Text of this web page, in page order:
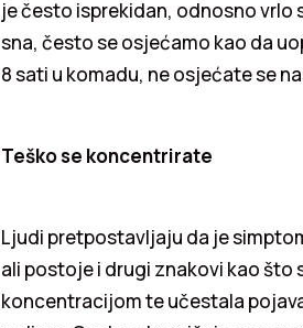
je često isprekidan, odnosno vrlo
sna, često se osjećamo kao da
8 sati u komadu, ne osjećate se
Teško se koncentrirate
Ljudi pretpostavljaju da je
ali postoje i drugi znakovi kao
koncentracijom te učestala